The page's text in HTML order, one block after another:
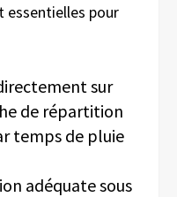
essentielles pour
sur
de répartition
temps de pluie
adéquate sous